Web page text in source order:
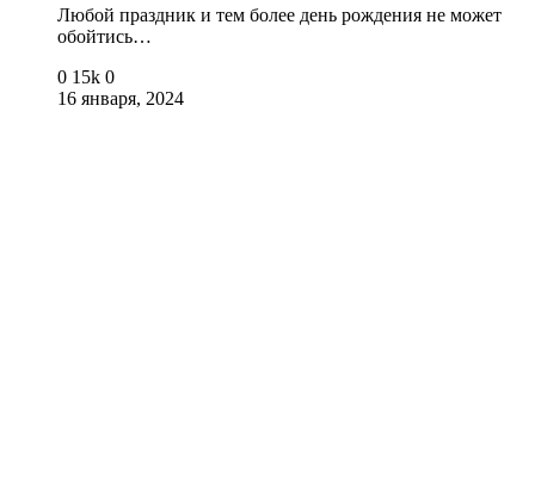
Любой праздник и тем более день рождения не может
обойтись…
0 15k 0
16 января, 2024